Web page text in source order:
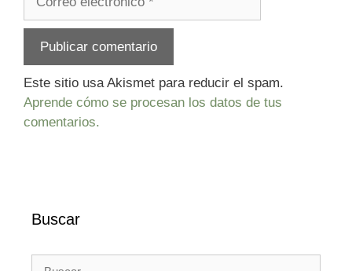
Este sitio usa Akismet para reducir el spam.
Aprende cómo se procesan los datos de tus
comentarios.
Buscar